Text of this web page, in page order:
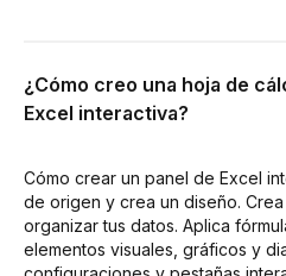
¿Cómo creo una hoja de
Excel interactiva?
Cómo crear un panel de Excel
de origen y crea un diseño.
organizar tus datos. Aplica
elementos visuales, gráficos y